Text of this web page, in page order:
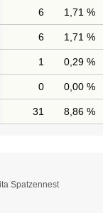
6 1,71 %
6 1,71 %
1 0,29 %
0 0,00 %
31 8,86 %
Spatzennest